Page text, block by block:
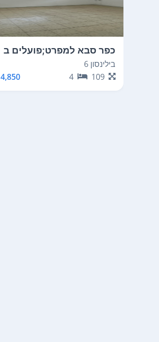
כפר סבא למפרט;פועלים ב
בילינסון 6
109
4
4,850 ₪